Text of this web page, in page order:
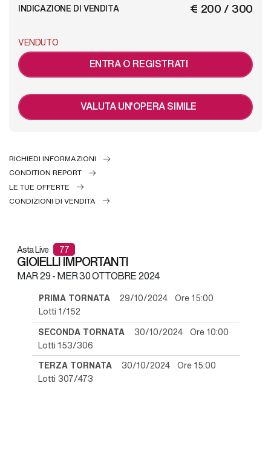
€ 200 / 300
INDICAZIONE DI VENDITA
VENDUTO
ENTRA O REGISTRATI
VALUTA UN'OPERA SIMILE
RICHIEDI INFORMAZIONI
CONDITION REPORT
LE TUE OFFERTE
CONDIZIONI DI VENDITA
Asta Live 77
GIOIELLI IMPORTANTI
MAR29 -MER30 OTTOBRE 2024
PRIMA TORNATA29/10/2024 Ore 15:00
Lotti 1/152
SECONDA TORNATA30/10/2024 Ore 10:00
Lotti 153/306
TERZA TORNATA30/10/2024 Ore 15:00
Lotti 307/473